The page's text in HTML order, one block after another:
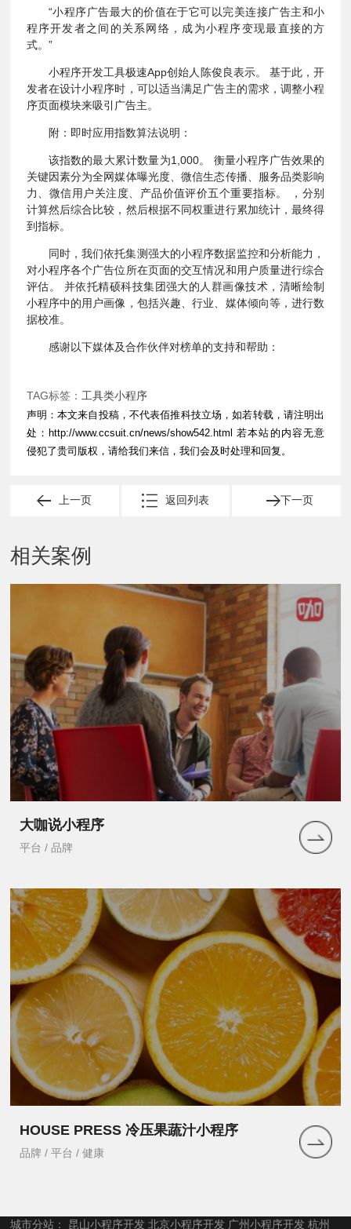
“小程序广告最大的价值在于它可以完美连接广告主和小
程序开发者之间的关系网络，成为小程序变现最直接的方
式。”
小程序开发工具极速App创始人陈俊良表示。 基于此，开
发者在设计小程序时，可以适当满足广告主的需求，调整小程
序页面模块来吸引广告主。
附：即时应用指数算法说明：
该指数的最大累计数量为1,000。 衡量小程序广告效果的
关键因素分为全网媒体曝光度、微信生态传播、服务品类影响
力、微信用户关注度、产品价值评价五个重要指标。 ，分别
计算然后综合比较，然后根据不同权重进行累加统计，最终得
到指标。
同时，我们依托集测强大的小程序数据监控和分析能力，
对小程序各个广告位所在页面的交互情况和用户质量进行综合
评估。 并依托精硕科技集团强大的人群画像技术，清晰绘制
小程序中的用户画像，包括兴趣、行业、媒体倾向等，进行数
据校准。
感谢以下媒体及合作伙伴对榜单的支持和帮助：
TAG标签： 工具类小程序
声明：本文来自投稿，不代表佰推科技立场，如若转载，请注明出
处： http://www.ccsuit.cn/news/show542.html 若本站的内容无意
侵犯了贵司版权，请给我们来信，我们会及时处理和回复。
上一页 下一页
返回列表
相关案例
大咖说小程序
平台 / 品牌
HOUSE PRESS 冷压果蔬汁小程序
品牌 / 平台 / 健康
城市分站： 昆山小程序开发 北京小程序开发 广州小程序开发 杭州